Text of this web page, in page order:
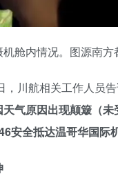
舱内情况。图源南方
，川航相关工作人员
天气原因出现颠簸（未
安全抵达温哥华国际